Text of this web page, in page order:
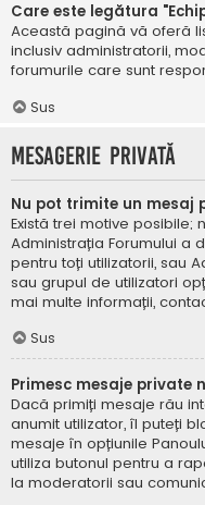
Care este legătura
Această pagină vă oferă
inclusiv administratorii,
forumurile care sunt
Sus
Mesagerie privată
Nu pot trimite un mesaj
Există trei motive posibile;
Administrația Forumului a
pentru toți utilizatorii, sau
sau grupul de utilizatori
mai multe informații,
Sus
Primesc mesaje private
Dacă primiți mesaje rău
anumit utilizator, îl puteți
mesaje în opțiunile
utiliza butonul pentru a
la moderatorii sau